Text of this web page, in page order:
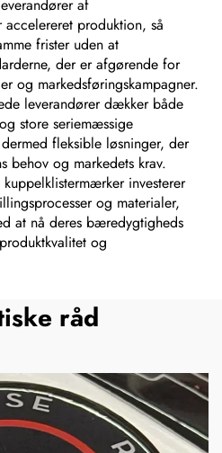
af
produktion, så
frister uden at
der er afgørende for
og markedsføringskampagner.
leverandører dækker både
store seriemæssige
fleksible løsninger, der
behov og markedets krav.
investerer
og materialer,
at nå deres bæredygtigheds
og
råd